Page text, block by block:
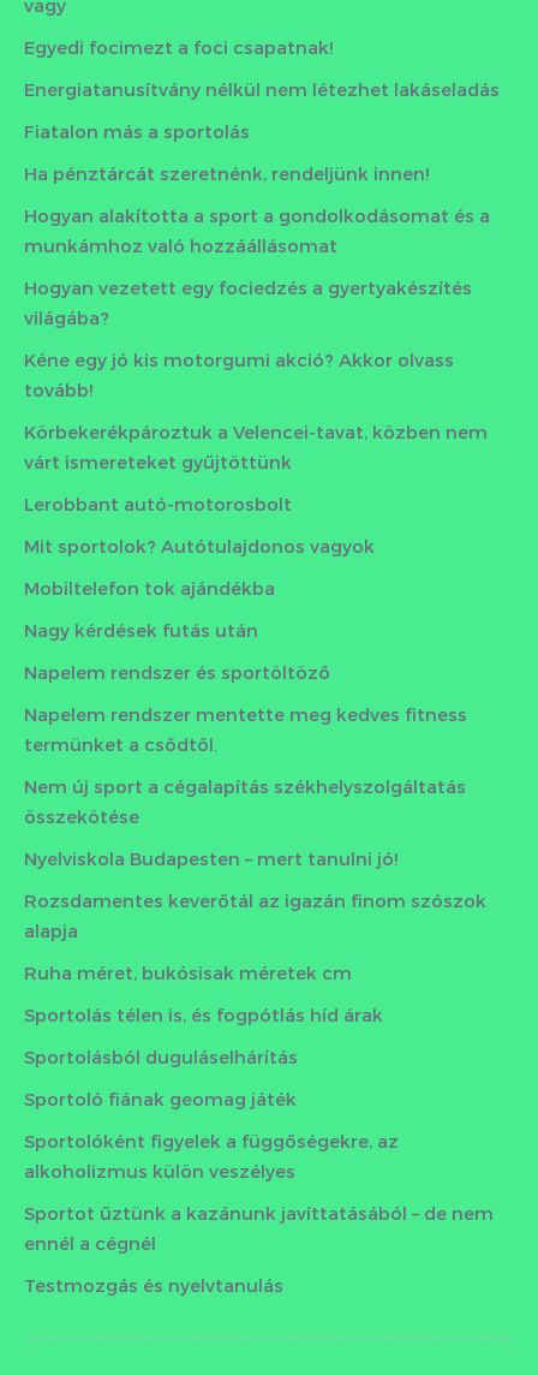
vagy
Egyedi focimezt a foci csapatnak!
Energiatanusítvány nélkül nem létezhet lakáseladás
Fiatalon más a sportolás
Ha pénztárcát szeretnénk, rendeljünk innen!
Hogyan alakította a sport a gondolkodásomat és a
munkámhoz való hozzáállásomat
Hogyan vezetett egy fociedzés a gyertyakészítés
világába?
Kéne egy jó kis motorgumi akció? Akkor olvass
tovább!
Körbekerékpároztuk a Velencei-tavat, közben nem
várt ismereteket gyűjtöttünk
Lerobbant autó-motorosbolt
Mit sportolok? Autótulajdonos vagyok
Mobiltelefon tok ajándékba
Nagy kérdések futás után
Napelem rendszer és sportöltöző
Napelem rendszer mentette meg kedves fitness
termünket a csődtől.
Nem új sport a cégalapítás székhelyszolgáltatás
összekötése
Nyelviskola Budapesten – mert tanulni jó!
Rozsdamentes keverőtál az igazán finom szószok
alapja
Ruha méret, bukósisak méretek cm
Sportolás télen is, és fogpótlás híd árak
Sportolásból duguláselhárítás
Sportoló fiának geomag játék
Sportolóként figyelek a függőségekre, az
alkoholizmus külön veszélyes
Sportot űztünk a kazánunk javíttatásából – de nem
ennél a cégnél
Testmozgás és nyelvtanulás